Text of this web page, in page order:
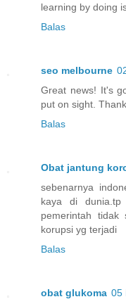
learning by doing
Balas
seo melbourne
Great news! It's
put on sight.
Balas
Obat jantung
sebenarnya
kaya di dunia.tp
pemerintah tidak
korupsi yg terjadi
Balas
obat glukoma 05